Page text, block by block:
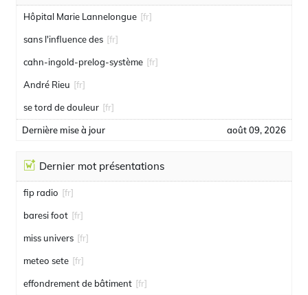
Hôpital Marie Lannelongue [fr]
sans l'influence des [fr]
cahn-ingold-prelog-système [fr]
André Rieu [fr]
se tord de douleur [fr]
Dernière mise à jour août 09, 2026
Dernier mot présentations
fip radio [fr]
baresi foot [fr]
miss univers [fr]
meteo sete [fr]
effondrement de bâtiment [fr]